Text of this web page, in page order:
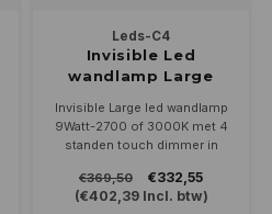
Leds-C4
Invisible Led
wandlamp Large
Invisible Large led wandlamp
9Watt-2700 of 3000K met 4
standen touch dimmer in
359mm en steekt 374mm uit
de muur
€369,50
€332,55
(€402,39Incl. btw)